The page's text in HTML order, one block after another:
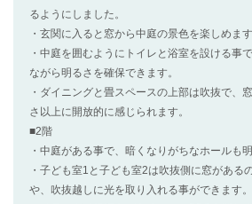
るようにしました。
・玄関に入ると窓から中庭の景色を楽しめます
・中庭を囲むようにトイレと浴室を設ける事
ながら明るさを確保できます。
・ダイニングと畳スペースの上部は吹抜で、
さ以上に開放的に感じられます。
■2階
・中庭がある事で、暗くなりがちなホールも
・子ども室1と子ども室2は吹抜側に窓がある
や、吹抜越しに光を取り入れる事ができます。